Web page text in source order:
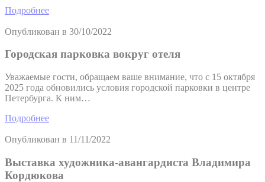
Подробнее
Опубликован в 30/10/2022
Городская парковка вокруг отеля
Уважаемые гости, обращаем ваше внимание, что с 15 октября
2025 года обновились условия городской парковки в центре
Петербурга. К ним…
Подробнее
Опубликован в 11/11/2022
Выставка художника-авангардиста Владимира
Кордюкова